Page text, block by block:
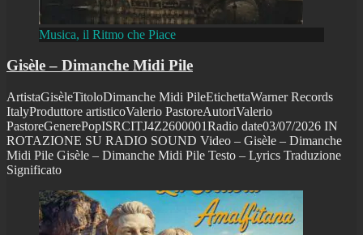
Musica, il Ritmo che Piace
Gisèle – Dimanche Midi Pile
ArtistaGisèleTitoloDimanche Midi PileEtichettaWarner Records
ItalyProduttore artisticoValerio PastoreAutoriValerio
PastoreGenerePopISRCITJ4Z2600001Radio date03/07/2026 IN
ROTAZIONE SU RADIO SOUND Video – Gisèle – Dimanche
Midi Pile Gisèle – Dimanche Midi Pile Testo – Lyrics Traduzione
Significato